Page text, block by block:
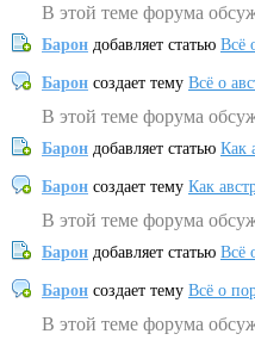
В этой теме форума
Барон добавляет статью Всё
Барон создает тему Всё о
В этой теме форума
Барон добавляет статью Как
Барон создает тему Как
В этой теме форума
Барон добавляет статью Всё
Барон создает тему Всё о
В этой теме форума